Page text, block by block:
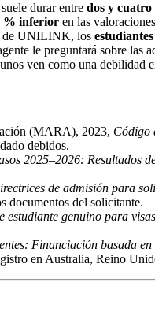
durar entre dos y cuatro
% inferior en las
de UNILINK, los
le preguntará sobre
ven como una debilidad
(MARA), 2023, Código
debidos.
2025–2026: Resultados
de admisión para
documentos del solicitante.
estudiante genuino para
Financiación basada
en Australia, Reino